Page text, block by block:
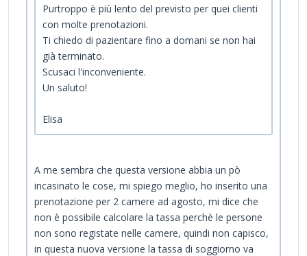
Purtroppo è più lento del previsto per quei clienti
con molte prenotazioni.
Ti chiedo di pazientare fino a domani se non hai
già terminato.
Scusaci l'inconveniente.
Un saluto!
Elisa
A me sembra che questa versione abbia un pò
incasinato le cose, mi spiego meglio, ho inserito una
prenotazione per 2 camere ad agosto, mi dice che
non è possibile calcolare la tassa perchè le persone
non sono registate nelle camere, quindi non capisco,
in questa nuova versione la tassa di soggiorno va